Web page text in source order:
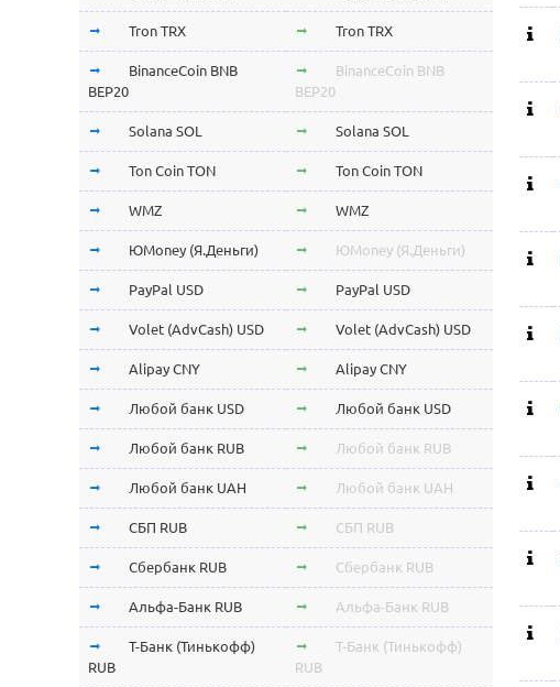
Tron TRX Tron TRX
BinanceCoin BNB
BEP20
BinanceCoin BNB
BEP20
Solana SOL Solana SOL
Ton Coin TON Ton Coin TON
WMZ WMZ
ЮMoney (Я.Деньги) ЮMoney (Я.Деньги)
PayPal USD PayPal USD
Volet (AdvCash) USD Volet (AdvCash) USD
Alipay CNY Alipay CNY
Любой банк USD Любой банк USD
Любой банк RUB Любой банк RUB
Любой банк UAH Любой банк UAH
СБП RUB СБП RUB
Сбербанк RUB Сбербанк RUB
Альфа-Банк RUB Альфа-Банк RUB
Т-Банк (Тинькофф)
RUB
Т-Банк (Тинькофф)
RUB